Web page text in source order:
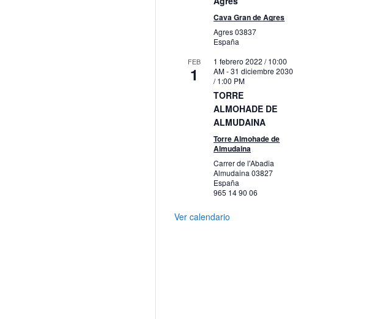
Cava Gran de Agres
Agres03837
España
FEB
1
1 febrero 2022 / 10:00
AM-31 diciembre 2030
/ 1:00 PM
TORRE
ALMOHADE DE
ALMUDAINA
Torre Almohade de
Almudaina
Carrer de l'Abadia
Almudaina03827
España
965 14 90 06
Ver calendario